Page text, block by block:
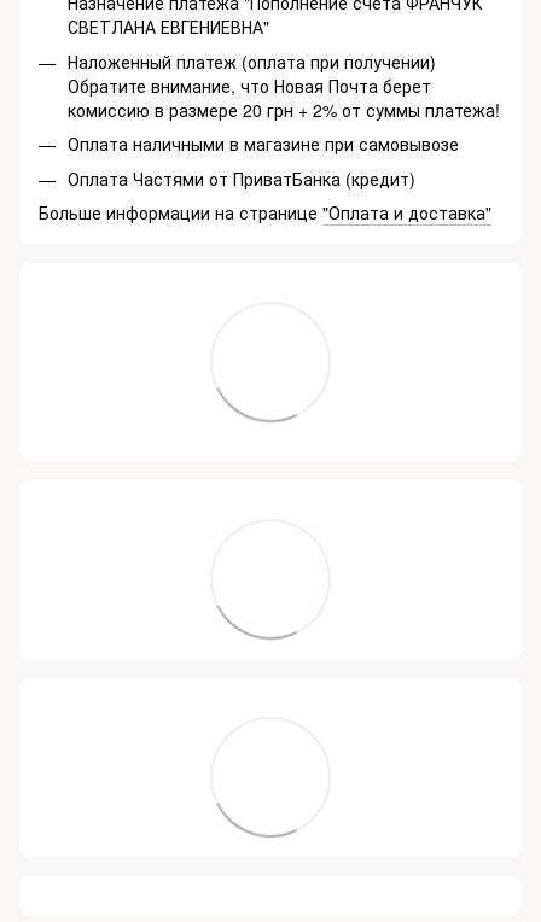
СВЕТЛАНА ЕВГЕНИЕВНА"
Наложенный платеж (оплата при получении)
Обратите внимание, что Новая Почта берет
комиссию в размере 20 грн + 2% от суммы платежа!
Оплата наличными в магазине при самовывозе
Оплата Частями от ПриватБанка (кредит)
Больше информации на странице "Оплата и доставка"